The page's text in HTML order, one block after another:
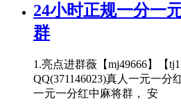
24小时正规一分一
群
1.亮点进群薇【mj49666】【
QQ(371146023)真人一元一分
一元一分红中麻将群， 安